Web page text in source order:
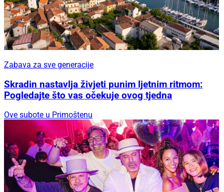
Zabava za sve generacije
Skradin nastavlja živjeti punim ljetnim ritmom:
Pogledajte što vas očekuje ovog tjedna
Ove subote u Primoštenu